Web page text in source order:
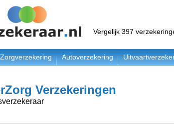
Vergelijk 397
Zorgverzekering Autoverzekering
Verzekeringen